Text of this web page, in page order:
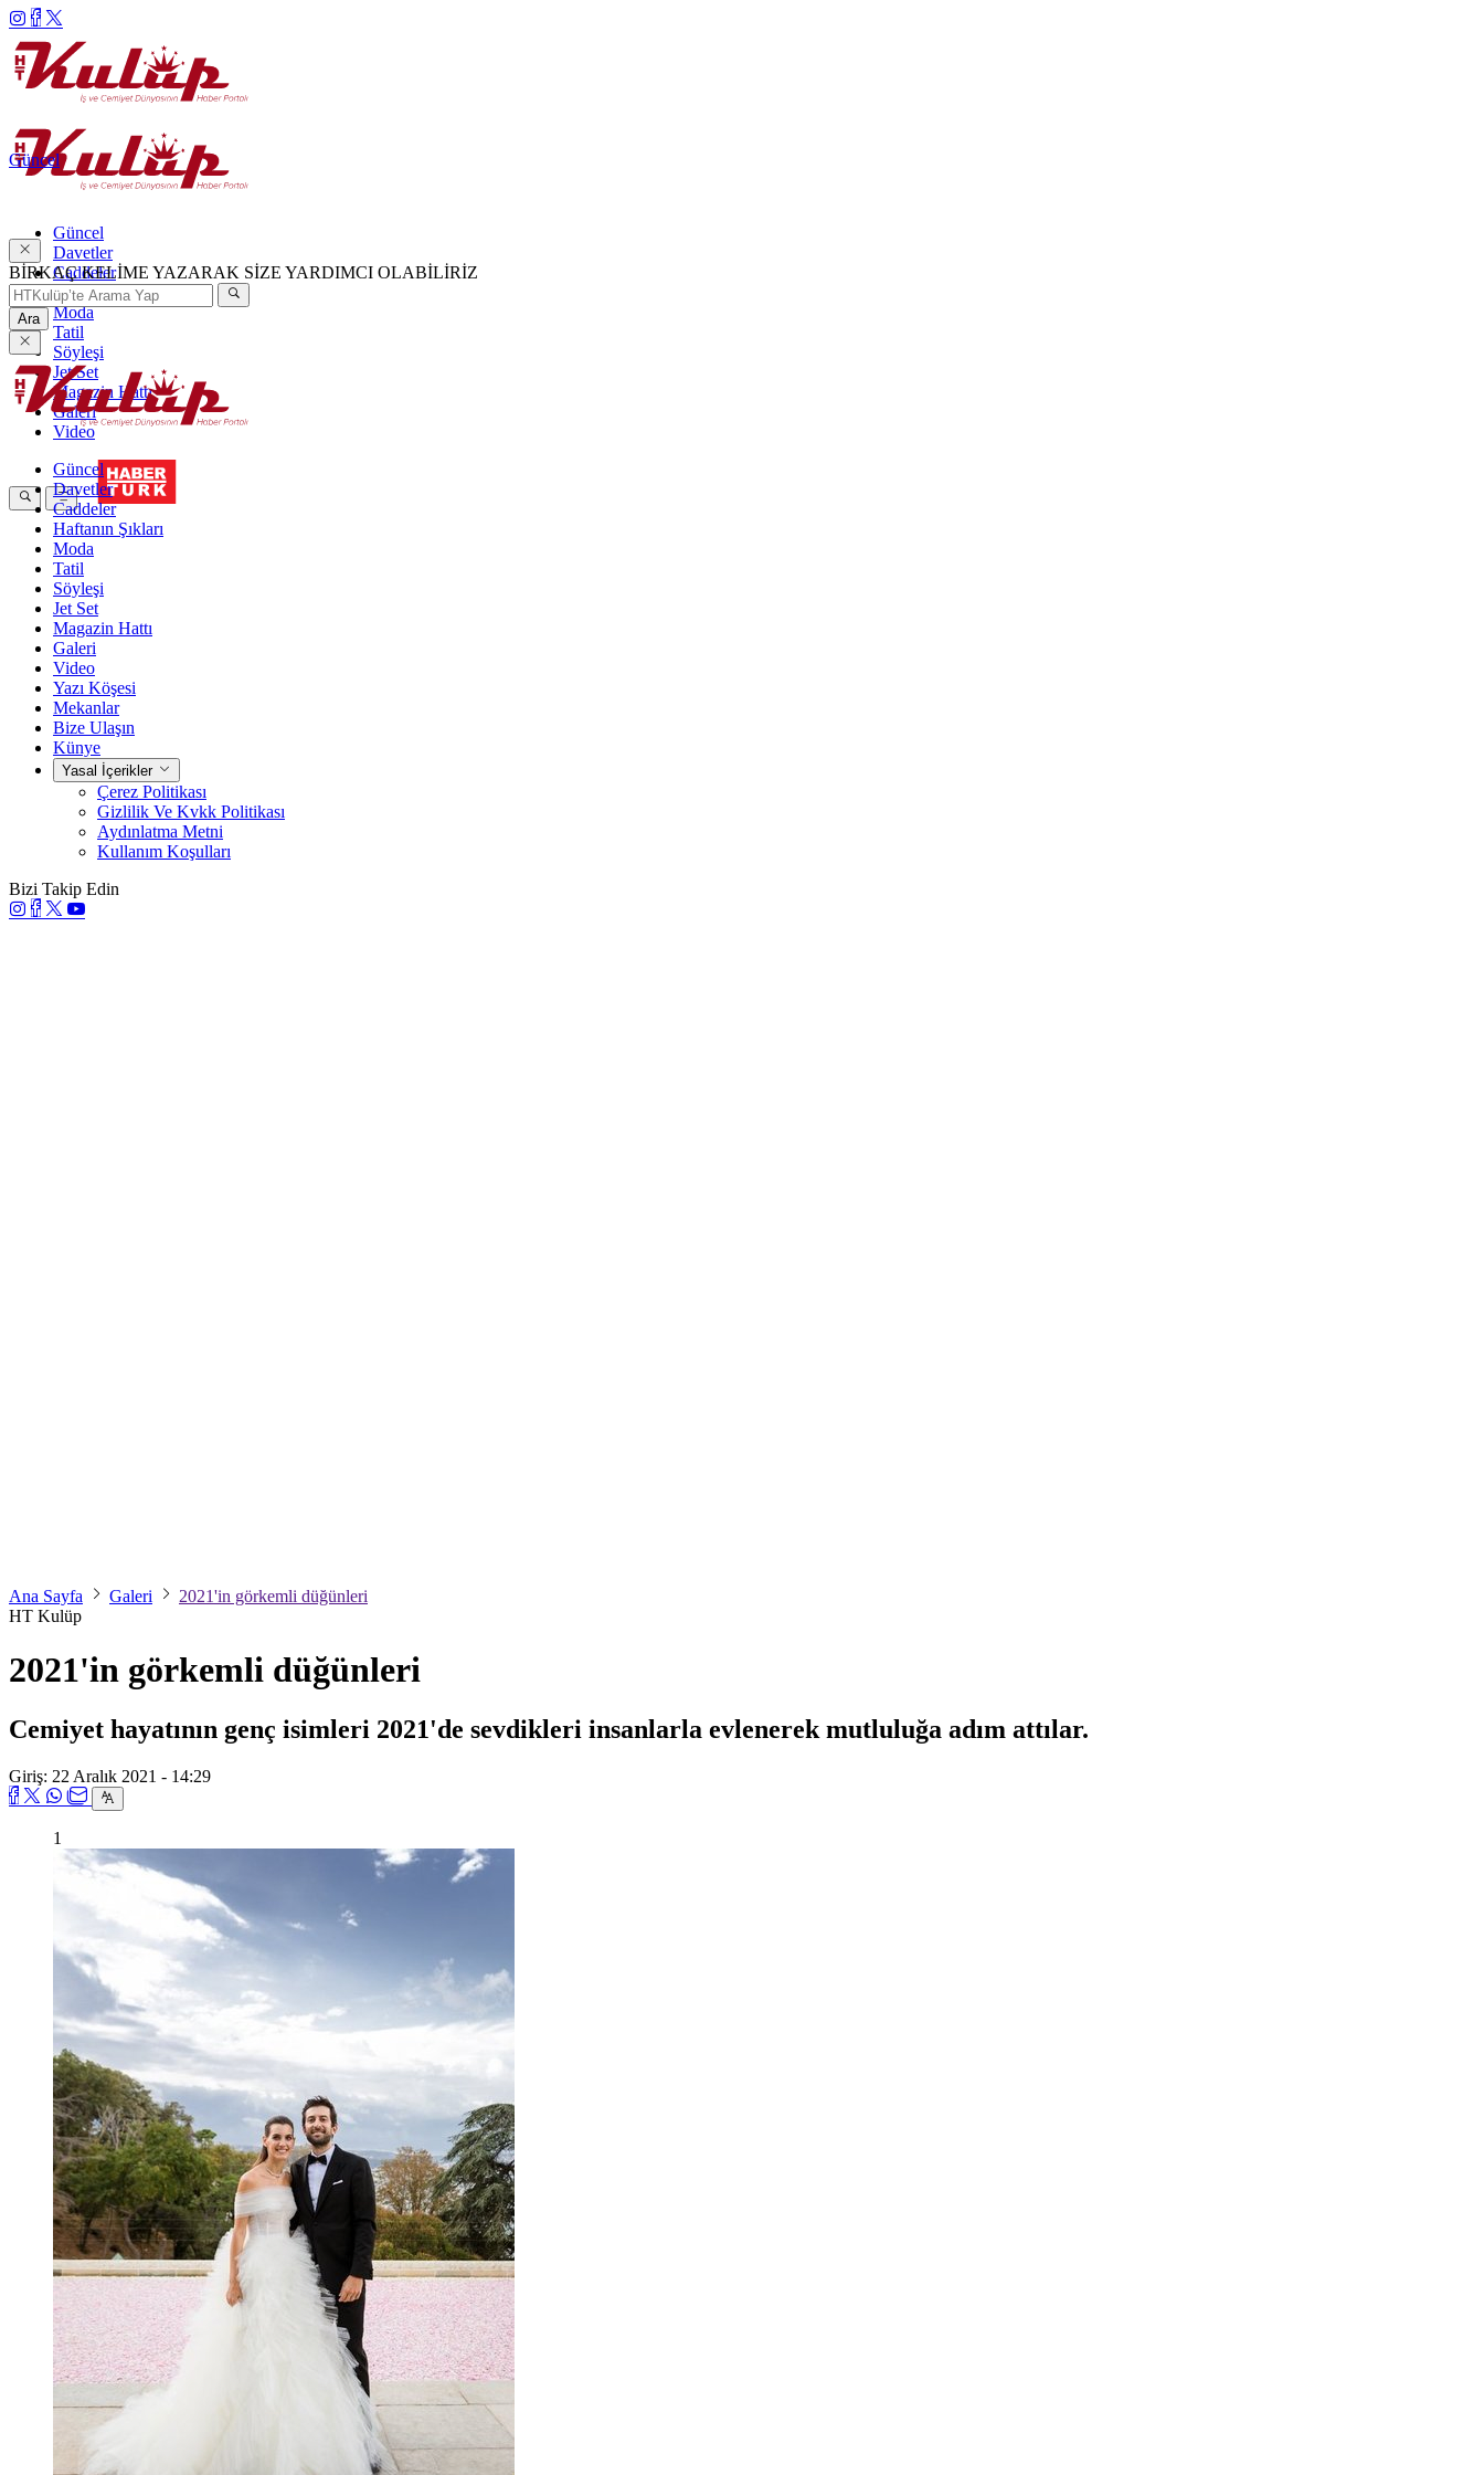
Güncel
Davetler
Caddeler
Haftanın Şıkları
Moda
Tatil
Söyleşi
Jet Set
Magazin Hattı
Galeri
Video
Güncel
BİRKAÇ KELİME YAZARAK SİZE YARDIMCI OLABİLİRİZ
Ara
Güncel
Davetler
Caddeler
Haftanın Şıkları
Moda
Tatil
Söyleşi
Jet Set
Magazin Hattı
Galeri
Video
Yazı Köşesi
Mekanlar
Bize Ulaşın
Künye
Yasal İçerikler
Çerez Politikası
Gizlilik Ve Kvkk Politikası
Aydınlatma Metni
Kullanım Koşulları
Bizi Takip Edin
Ana Sayfa Galeri
2021'in görkemli düğünleri
HT Kulüp
2021'in görkemli düğünleri
Cemiyet hayatının genç isimleri 2021'de sevdikleri insanlarla evlenerek mutluluğa adım attılar.
Giriş: 22 Aralık 2021 - 14:29
1